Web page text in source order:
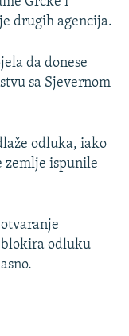
drugih agencija.
da donese
sa Sjevernom
odluka, iako
zemlje ispunile
blokira odluku